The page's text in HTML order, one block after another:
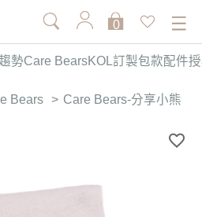
0
勢Care BearsKOL訂製包款配件
Bears > Care Bears-分享小熊